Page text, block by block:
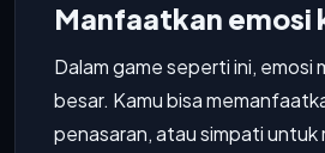
Manfaatkan emosi
Dalam game seperti ini, emosi
besar. Kamu bisa
penasaran, atau simpati untuk